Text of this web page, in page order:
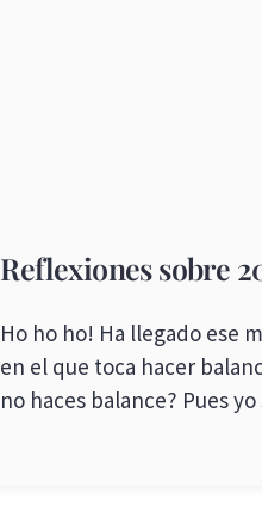
Reflexiones sobre
Ho ho ho! Ha llegado ese
en el que toca hacer
no haces balance? Pues